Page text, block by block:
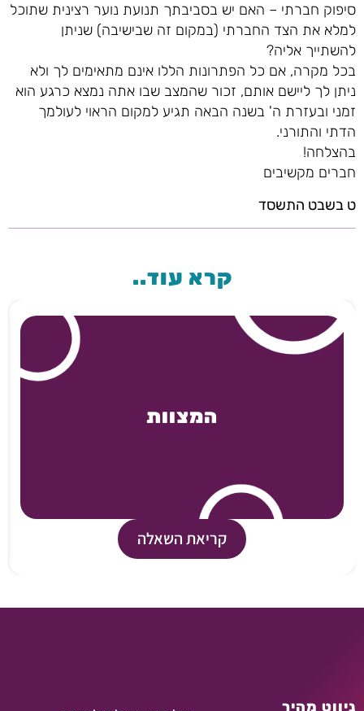
סיפוק חברתי – האם יש בסביבתך תנועת נוער רצינית שתוכל
למלא את הצד החברתי (במקום זה שבישיבה) שניתן
להשתייך אליה?
בכל מקרה, אם כל הפתרונות הללו אינם מתאימים לך ולא
ניתן לך ליישם אותם, זכור שהמצב שבו אתה נמצא כרגע הוא
זמני ובעזרת ה' בשנה הבאה תגיע למקום הראוי לעולמך
הדתי והתורני.
בהצלחה!
חברים מקשיבים
ט בשבט התשסד
קרא עוד..
המצוות
קריאת השאלה
ניווט מהיר